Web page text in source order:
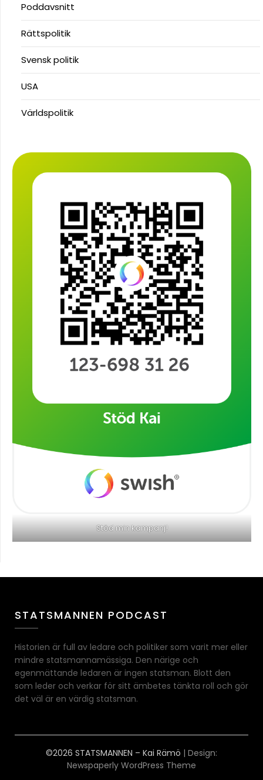
Poddavsnitt
Rättspolitik
Svensk politik
USA
Världspolitik
Stöd min kampanj!
STATSMANNEN PODCAST
Historien är full av ledare och politiker som varit mer eller
mindre statsmannamässiga. Den närige och
egenmättande ledaren är ingen statsman. Blott den
som leder och verkar för sitt ämbetes tänkta roll och gör
det väl är en värdig statsman.
©2026 STATSMANNEN – Kai Rämö | Design:
Newspaperly WordPress Theme